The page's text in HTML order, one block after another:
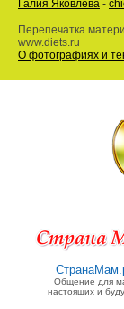
Галия Яковлева -
Перепечатка
www.diets.ru
О фотографиях и
Общение для
настоящих и